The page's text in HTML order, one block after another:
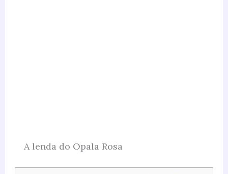
A lenda do Opala Rosa